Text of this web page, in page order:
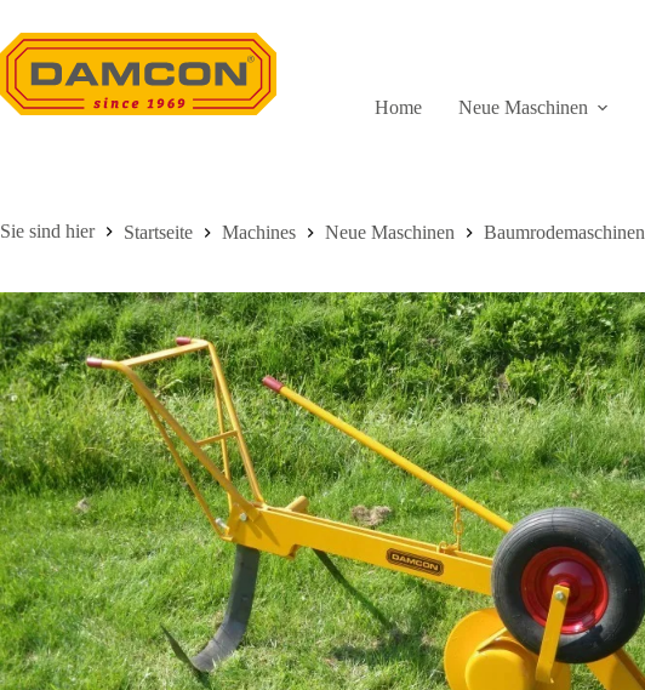
Inhalt
springen
Home Neue Maschinen
Startseite Machines Neue Maschinen Baumrodemaschinen